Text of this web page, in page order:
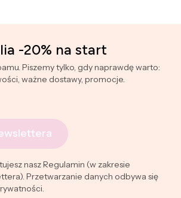
-20% na start
Piszemy tylko, gdy naprawdę warto:
ważne dostawy, promocje.
nasz Regulamin (w zakresie
Przetwarzanie danych odbywa się